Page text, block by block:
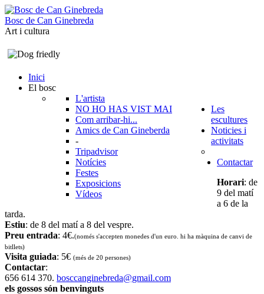
Bosc de Can Ginebreda
Art i cultura
Inici
El bosc
L'artista
NO HO HAS VIST MAI
Com arribar-hi...
Amics de Can Gineberda
-
Tripadvisor
Les
escultures
Noticies i
activitats
Notícies
Festes
Exposicions
Vídeos
Contactar
Horari: de
9 del matí
a 6 de la
tarda.
Estiu: de 8 del matí a 8 del vespre.
Preu entrada: 4€.(només s'accepten monedes d'un euro. hi ha màquina de canvi de
bitllets)
Visita guiada: 5€ (més de 20 persones)
Contactar:
656 614 370. bosccanginebreda@gmail.com
els gossos són benvinguts